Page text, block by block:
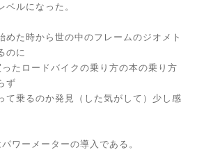
ベルになった。
めた時から世の中のフレームのジオメト
のに
たロードバイクの乗り方の本の乗り方
ず
て乗るのか発見（した気がして）少し感
ワーメーターの導入である。